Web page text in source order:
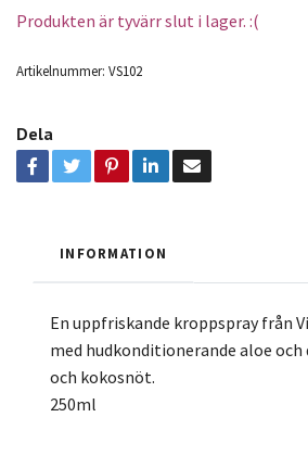
Produkten är tyvärr slut i lager. :(
Artikelnummer: VS102
Dela
INFORMATION
En uppfriskande kroppspray från
med hudkonditionerande aloe och
och kokosnöt.
250ml